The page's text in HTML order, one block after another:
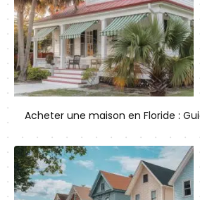
Acheter une maison en Floride :